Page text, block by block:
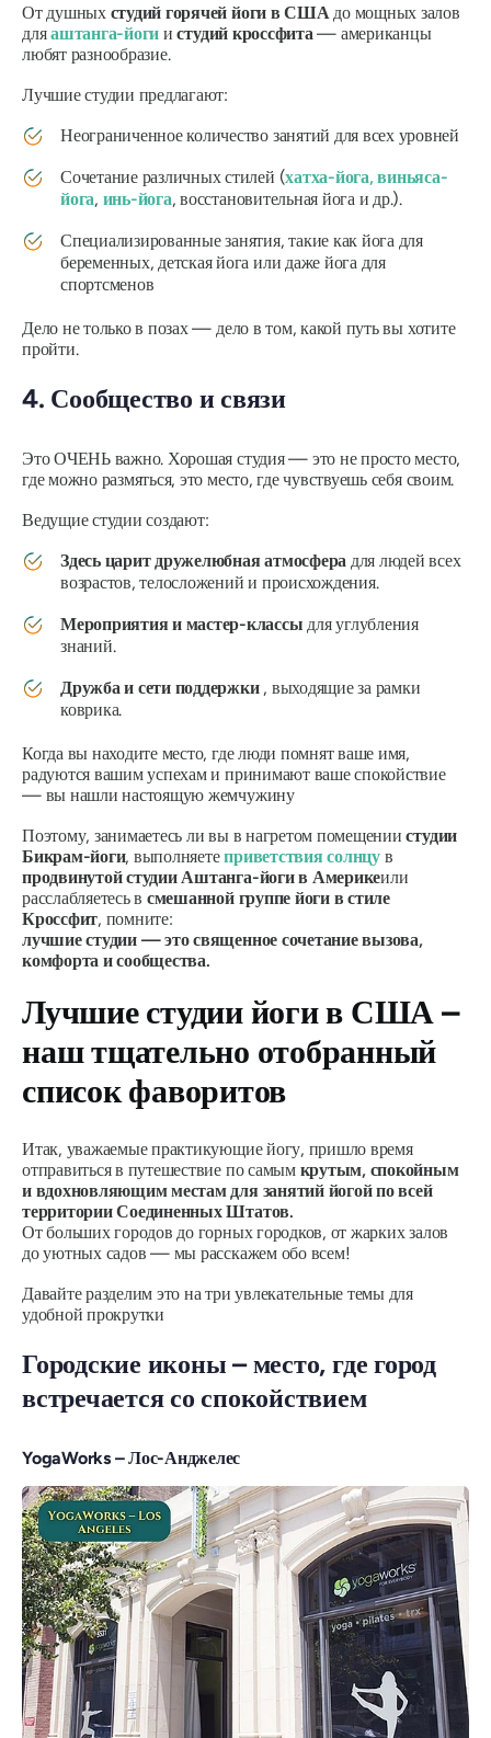
От душных студий горячей йоги в США до мощных залов
дляаштанга-йоги истудий кроссфита — американцы
любят разнообразие.
Лучшие студии предлагают:
Неограниченное количество занятий для всех уровней
Сочетание различных стилей (хатха-йога,виньяса-
йога, инь-йога, восстановительная йога и др.).
Специализированные занятия, такие как йога для
беременных, детская йога или даже йога для
спортсменов
Дело не только в позах — дело в том, какой путь вы хотите
пройти.
4. Сообщество и связи
Это ОЧЕНЬ важно. Хорошая студия — это не просто место,
где можно размяться, это место, где чувствуешь себя своим.
Ведущие студии создают:
Здесь царит дружелюбная атмосфера для людей всех
возрастов, телосложений и происхождения.
Мероприятия и мастер-классы для углубления
знаний.
Дружба и сети поддержки, выходящие за рамки
коврика.
Когда вы находите место, где люди помнят ваше имя,
радуются вашим успехам и принимают ваше спокойствие
— вы нашли настоящую жемчужину
Поэтому, занимаетесь ли вы в нагретом помещениистудии
Бикрам-йоги, выполняетеприветствия солнцув
продвинутой студии Аштанга-йоги в Америкеили
расслабляетесь в смешанной группе йоги в стиле
Кроссфит, помните:
лучшие студии — это священное сочетание вызова,
комфорта и сообщества.
Лучшие студии йоги в США –
наш тщательно отобранный
список фаворитов
Итак, уважаемые практикующие йогу, пришло время
отправиться в путешествие по самым крутым, спокойным
и вдохновляющим местам для занятий йогой по всей
территории Соединенных Штатов.
От больших городов до горных городков, от жарких залов
до уютных садов — мы расскажем обо всем!
Давайте разделим это на три увлекательные темы для
удобной прокрутки
Городские иконы – место, где город
встречается со спокойствием
YogaWorks – Лос-Анджелес